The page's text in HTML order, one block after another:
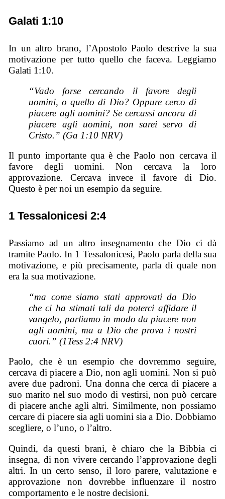
Galati 1:10
In un altro brano, l’Apostolo Paolo descrive la sua
motivazione per tutto quello che faceva. Leggiamo
Galati 1:10.
“Vado forse cercando il favore degli
uomini, o quello di Dio? Oppure cerco di
piacere agli uomini? Se cercassi ancora di
piacere agli uomini, non sarei servo di
Cristo.” (Ga 1:10 NRV)
Il punto importante qua è che Paolo non cercava il
favore degli uomini. Non cercava la loro
approvazione. Cercava invece il favore di Dio.
Questo è per noi un esempio da seguire.
1 Tessalonicesi 2:4
Passiamo ad un altro insegnamento che Dio ci dà
tramite Paolo. In 1 Tessalonicesi, Paolo parla della sua
motivazione, e più precisamente, parla di quale non
era la sua motivazione.
“ma come siamo stati approvati da Dio
che ci ha stimati tali da poterci affidare il
vangelo, parliamo in modo da piacere non
agli uomini, ma a Dio che prova i nostri
cuori.” (1Tess 2:4 NRV)
Paolo, che è un esempio che dovremmo seguire,
cercava di piacere a Dio, non agli uomini. Non si può
avere due padroni. Una donna che cerca di piacere a
suo marito nel suo modo di vestirsi, non può cercare
di piacere anche agli altri. Similmente, non possiamo
cercare di piacere sia agli uomini sia a Dio. Dobbiamo
scegliere, o l’uno, o l’altro.
Quindi, da questi brani, è chiaro che la Bibbia ci
insegna, di non vivere cercando l’approvazione degli
altri. In un certo senso, il loro parere, valutazione e
approvazione non dovrebbe influenzare il nostro
comportamento e le nostre decisioni.